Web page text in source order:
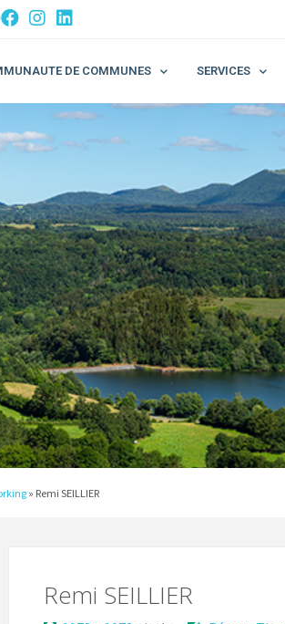
DE COMMUNES SERVICES
» Remi SEILLIER
Remi SEILLIER